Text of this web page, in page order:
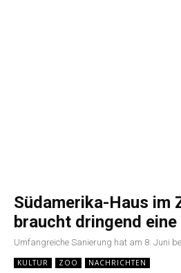
Südamerika-Haus im
braucht dringend
Umfangreiche Sanierung hat am 8. Juni
KULTUR ZOO NACHRICHTEN